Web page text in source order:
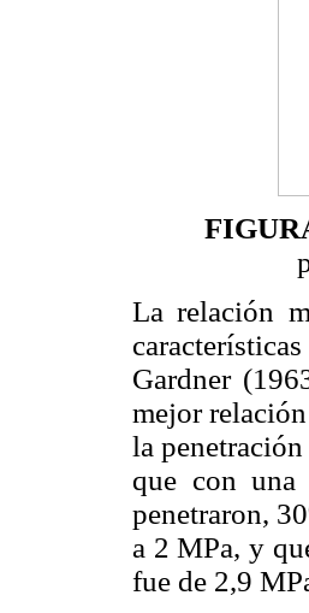
La relación
Gardner
mejor
la
que con una
penetraron,
a 2 MPa, y
fue de 2,9